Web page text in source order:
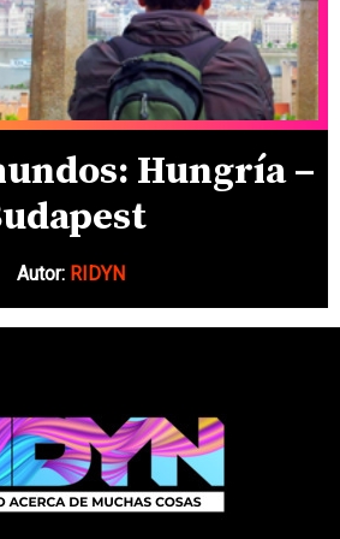
Hungría –
Autor: RIDYN